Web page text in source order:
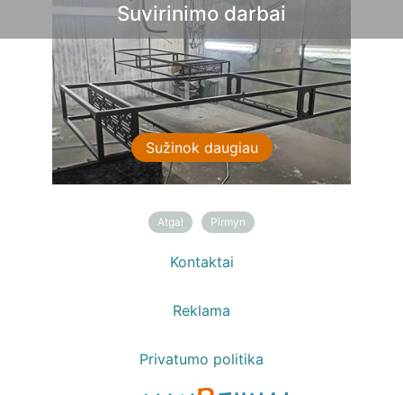
Suvirinimo darbai
Sužinok daugiau
Atgal Pirmyn
Kontaktai
Reklama
Privatumo politika